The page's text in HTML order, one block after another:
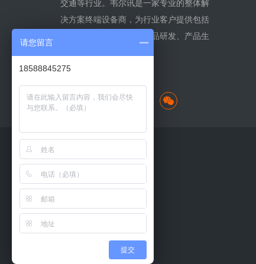
交通等行业。韦尔讯是一家专业的整体解
决方案终端设备商，为行业客户提供包括
需求分析、产品设计、产品研发、产品生
查看更多
请您留言
18588845275
提交